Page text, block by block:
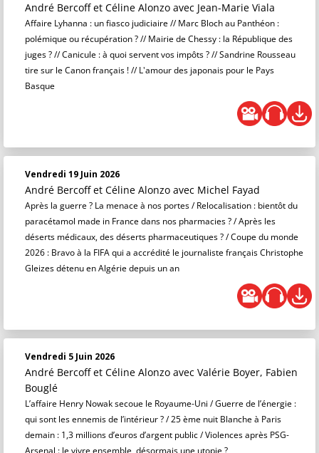
André Bercoff et Céline Alonzo avec Jean-Marie Viala
Affaire Lyhanna : un fiasco judiciaire // Marc Bloch au Panthéon :
polémique ou récupération ? // Mairie de Chessy : la République des
juges ? // Canicule : à quoi servent vos impôts ? // Sandrine Rousseau
tire sur le Canon français ! // L'amour des japonais pour le Pays
Basque
Vendredi 19 Juin 2026
André Bercoff et Céline Alonzo avec Michel Fayad
Après la guerre ? La menace à nos portes / Relocalisation : bientôt du
paracétamol made in France dans nos pharmacies ? / Après les
déserts médicaux, des déserts pharmaceutiques ? / Coupe du monde
2026 : Bravo à la FIFA qui a accrédité le journaliste français Christophe
Gleizes détenu en Algérie depuis un an
Vendredi 5 Juin 2026
André Bercoff et Céline Alonzo avec Valérie Boyer, Fabien
Bouglé
L’affaire Henry Nowak secoue le Royaume-Uni / Guerre de l’énergie :
qui sont les ennemis de l’intérieur ? / 25 ème nuit Blanche à Paris
demain : 1,3 millions d’euros d’argent public / Violences après PSG-
Arsenal : le vivre ensemble, désormais une utopie ?